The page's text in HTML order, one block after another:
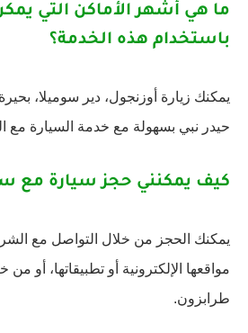
ما هي أشهر الأماكن التي
باستخدام هذه الخدمة؟
يمكنك زيارة أوزنجول، دير سوميلا،
حيدر نبي بسهولة مع خدمة السيارة مع
كيف يمكنني حجز سيارة مع
يمكنك الحجز من خلال التواصل مع
مواقعها الإلكترونية أو تطبيقاتها، أو من
طرابزون.